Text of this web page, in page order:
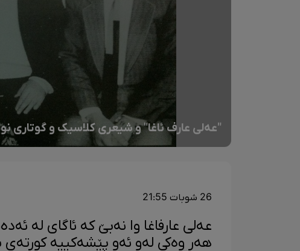
"عەلی عارف ئاغا" و شیعری کلاسیک و گوتاری
26 شوبات 21:55
عەلی عارفاغا وا نەبێ کە ئاگای لە
هەر وەکی لەو ئەو پێشەکییە